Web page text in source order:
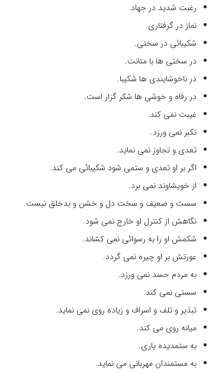
رغبت شدید در جهاد.
نماز در گرفتاری.
شکیبائی در سختی.
در سختی ها با متانت.
در ناخوشایندی ها شکیبا.
در رفاه و خوشی ها شکر گزار است.
غیبت نمی کند.
تکبر نمی ورزد.
تعدی و تجاوز نمی نماید.
اگر بر او تعدی و ستمی شود شکیبائی می کند.
از خویشاوند نمی برد.
سست و ضعیف و سخت دل و خشن و بدخلق نیست.
نگاهش از کنترل او خارج نمی شود.
شکمش او را به رسوائی نمی کشاند.
عورتش بر او چیره نمی گردد.
به مردم حسد نمی ورزد.
سستی نمی کند.
تبذیر و تلف و اسراف و زیاده روی نمی نماید.
میانه روی می کند.
به ستمدیده یاری.
به مستمندان مهربانی می نماید.